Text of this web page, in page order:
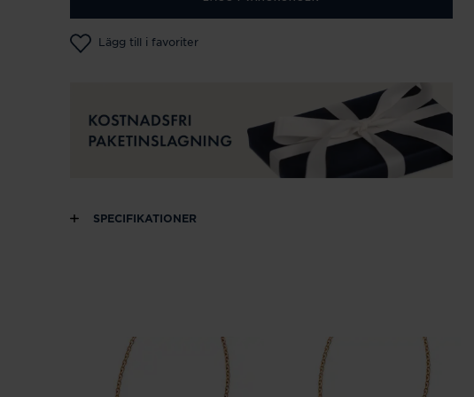
Lägg till i favoriter
SPECIFIKATIONER